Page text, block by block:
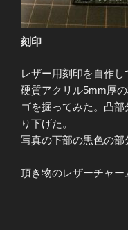
刻印
レザー用刻印を自作し
硬質アクリル5mm厚
ゴを掘ってみた。凸
り下げた。
写真の下部の黒色の部
頂き物のレザーチャー